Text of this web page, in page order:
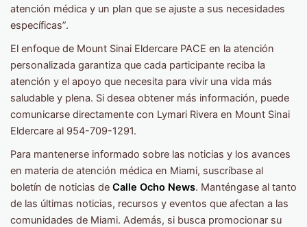
atención médica y un plan que se ajuste a sus necesidades
específicas”.
El enfoque de Mount Sinai Eldercare PACE en la atención
personalizada garantiza que cada participante reciba la
atención y el apoyo que necesita para vivir una vida más
saludable y plena. Si desea obtener más información, puede
comunicarse directamente con Lymari Rivera en Mount Sinai
Eldercare al 954-709-1291.
Para mantenerse informado sobre las noticias y los avances
en materia de atención médica en Miami, suscríbase al
boletín de noticias de Calle Ocho News. Manténgase al tanto
de las últimas noticias, recursos y eventos que afectan a las
comunidades de Miami. Además, si busca promocionar su